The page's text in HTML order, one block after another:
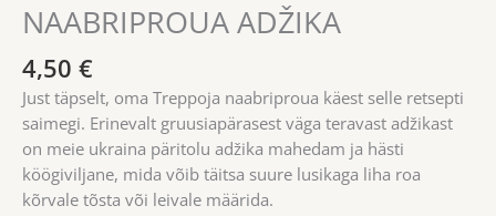
NAABRIPROUA ADŽIKA
4,50 €
Just täpselt, oma Treppoja naabriproua käest selle retsepti
saimegi. Erinevalt gruusiapärasest väga teravast adžikast
on meie ukraina päritolu adžika mahedam ja hästi
köögiviljane, mida võib täitsa suure lusikaga liha roa
kõrvale tõsta või leivale määrida.